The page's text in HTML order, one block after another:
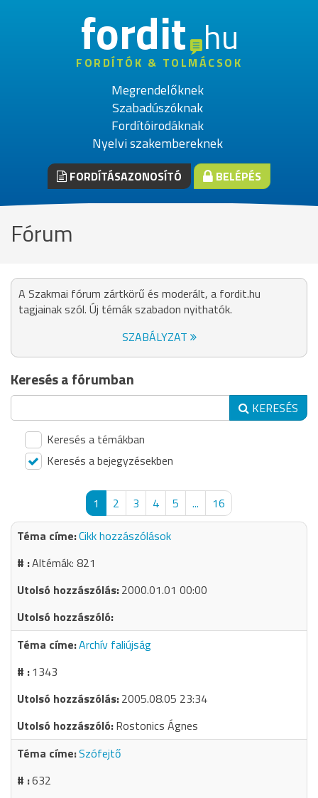
fordithu
FORDÍTÓK & TOLMÁCSOK
Megrendelőknek
Szabadúszóknak
Fordítóirodáknak
Nyelvi szakembereknek
FORDÍTÁSAZONOSÍTÓ BELÉPÉS
Fórum
A Szakmai fórum zártkörű és moderált, a fordit.hu
tagjainak szól. Új témák szabadon nyithatók.
SZABÁLYZAT
Keresés a fórumban
KERESÉS
Keresés a témákban
Keresés a bejegyzésekben
1 2 3 4 5 ...
16
Cikk hozzászólások
Altémák: 821
2000.01.01 00:00
Archív faliújság
1343
2005.08.05 23:34
Rostonics Ágnes
Szófejtő
632